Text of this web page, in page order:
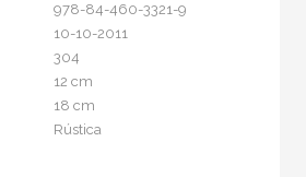
978-84-460-3321-9
10-10-2011
304
12 cm
18 cm
Rústica